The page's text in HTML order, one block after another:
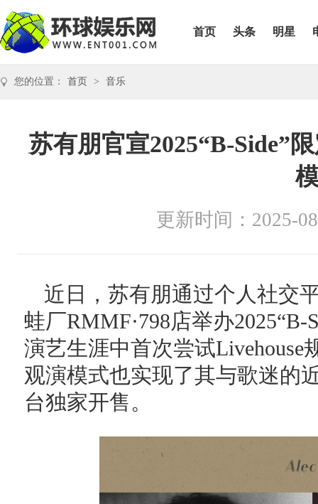
首页 头条 明星
您的位置： 首页 > 音乐
苏有朋官宣2025“B-Side”
更新时间：2025-
近日，苏有朋通过个人社交
蛙厂RMMF·798店举办
演艺生涯中首次尝试
观演模式也实现了其与歌迷的
台独家开售。